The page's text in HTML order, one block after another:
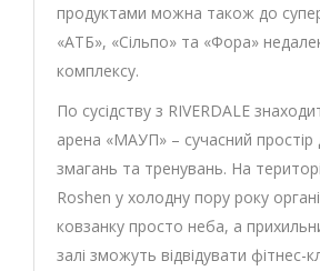
продуктами можна також до
«АТБ», «Сільпо» та «Фора»
комплексу.
По сусідству з RIVERDALE
арена «МАУП» – сучасний простір
змагань та тренувань. На
Roshen у холодну пору року
ковзанку просто неба, а
залі зможуть відвідувати фітнес-